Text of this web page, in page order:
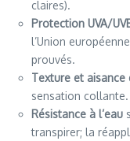
claires).
Protection UVA/
l’Union
prouvés.
Texture et aisance
sensation collante.
Résistance à l’eau
transpirer; la